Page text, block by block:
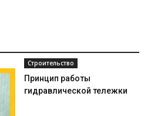
Строительство
Принцип работы
гидравлической тележки